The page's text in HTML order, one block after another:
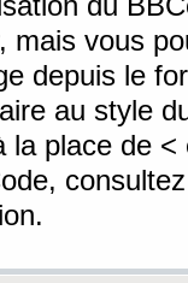
mais vous
depuis le
au style
la place de <